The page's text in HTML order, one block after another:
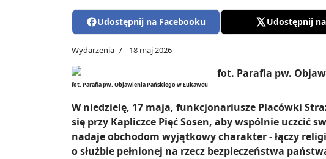
Udostępnij na Facebooku Udostępnij
Wydarzenia 18 maj 2026
fot. Parafia pw. Objawienia Pańskiego w Łukawcu
W niedzielę, 17 maja, funkcjonariusze Placówki
się przy Kapliczce Pięć Sosen, aby wspólnie uczcić
nadaje obchodom wyjątkowy charakter - łączy
o służbie pełnionej na rzecz bezpieczeństwa